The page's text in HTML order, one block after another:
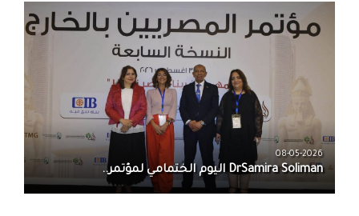
08-05-2026
DrSamira Soliman اليوم الختمامي لمؤتمر..